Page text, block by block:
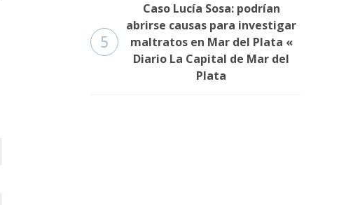
5
Caso Lucía Sosa: podrían
abrirse causas para investigar
maltratos en Mar del Plata «
Diario La Capital de Mar del
Plata